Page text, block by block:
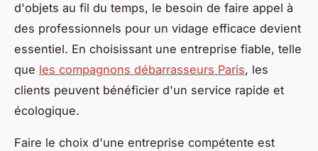
d'objets au fil du temps, le besoin de faire appel à
des professionnels pour un vidage efficace devient
essentiel. En choisissant une entreprise fiable, telle
que les compagnons débarrasseurs Paris, les
clients peuvent bénéficier d'un service rapide et
écologique.
Faire le choix d'une entreprise compétente est